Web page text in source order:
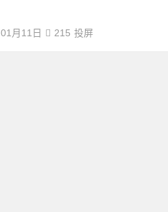
01月11日 215 投屏